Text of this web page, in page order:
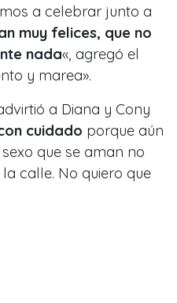
a celebrar junto a
muy felices, que no
nada«, agregó el
y marea».
a Diana y Cony
cuidado porque aún
que se aman no
calle. No quiero que